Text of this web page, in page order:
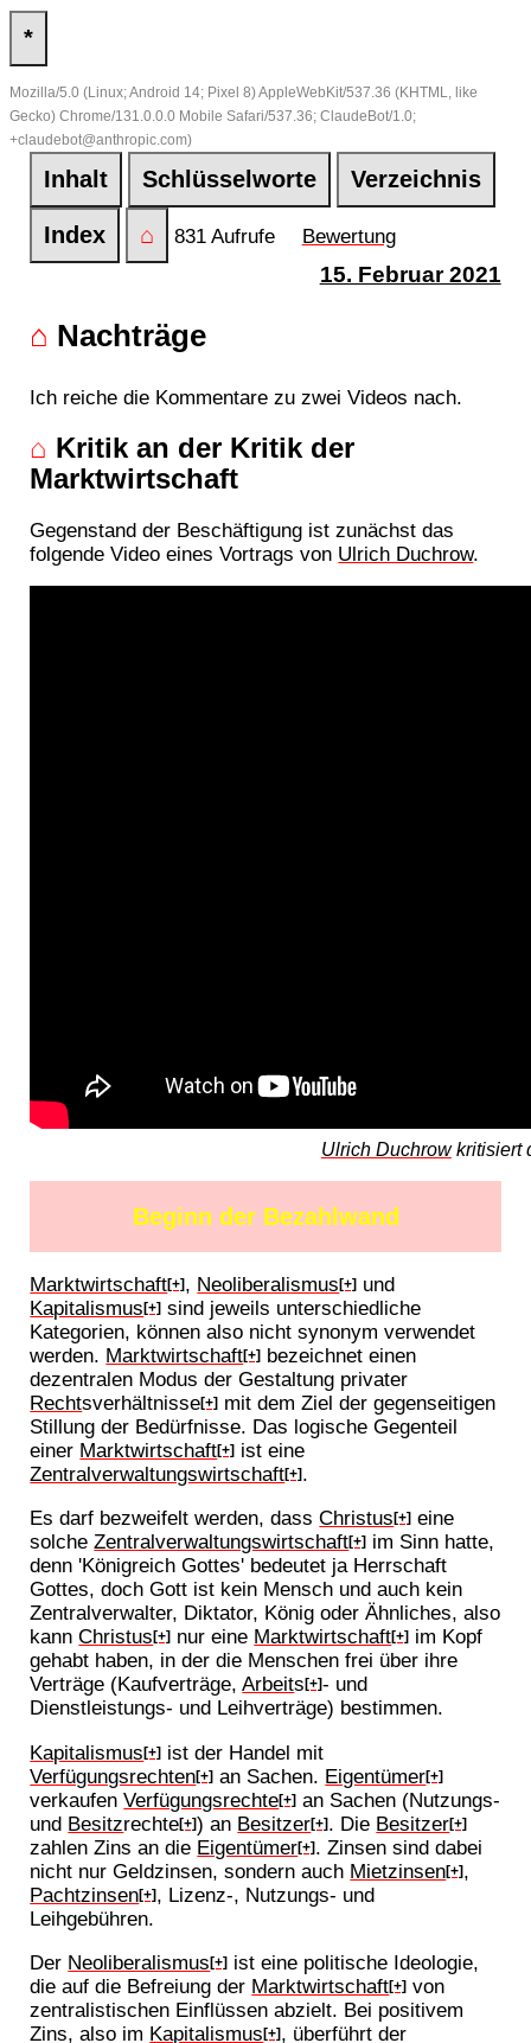
*
Mozilla/5.0 (Linux; Android 14; Pixel 8) AppleWebKit/537.36 (KHTML, like
Gecko) Chrome/131.0.0.0 Mobile Safari/537.36; ClaudeBot/1.0;
+claudebot@anthropic.com)
Inhalt Schlüsselworte Verzeichnis
Index ⌂ 831 Aufrufe Bewertung
15. Februar 2021
⌂ Nachträge
Ich reiche die Kommentare zu zwei Videos nach.
⌂ Kritik an der Kritik der
Marktwirtschaft
Gegenstand der Beschäftigung ist zunächst das
folgende Video eines Vortrags von Ulrich Duchrow.
Ulrich Duchrowkritisiert
Beginn der Bezahlwand
Marktwirtschaft[+] , Neoliberalismus[+] und
Kapitalismus[+] sind jeweils unterschiedliche
Kategorien, können also nicht synonym verwendet
werden. Marktwirtschaft[+] bezeichnet einen
dezentralen Modus der Gestaltung privater
Rechtsverhältnisse[+] mit dem Ziel der gegenseitigen
Stillung der Bedürfnisse. Das logische Gegenteil
einer Marktwirtschaft[+] ist eine
Zentralverwaltungswirtschaft[+] .
Es darf bezweifelt werden, dassChristus[+] eine
solcheZentralverwaltungswirtschaft[+] im Sinn hatte,
denn 'Königreich Gottes' bedeutet ja Herrschaft
Gottes, doch Gott ist kein Mensch und auch kein
Zentralverwalter, Diktator, König oder Ähnliches, also
kannChristus[+] nur eine Marktwirtschaft[+] im Kopf
gehabt haben, in der die Menschen frei über ihre
Verträge (Kaufverträge,Arbeits[+]- und
Dienstleistungs- und Leihverträge) bestimmen.
Kapitalismus[+] ist der Handel mit
Verfügungsrechten[+] an Sachen. Eigentümer[+]
verkaufenVerfügungsrechte[+] an Sachen (Nutzungs-
und Besitzrechte[+]) an Besitzer[+]. Die Besitzer[+]
zahlen Zins an die Eigentümer[+]. Zinsen sind dabei
nicht nur Geldzinsen, sondern auch Mietzinsen[+],
Pachtzinsen[+], Lizenz-, Nutzungs- und
Leihgebühren.
Der Neoliberalismus[+] ist eine politische Ideologie,
die auf die Befreiung der Marktwirtschaft[+] von
zentralistischen Einflüssen abzielt. Bei positivem
Zins, also im Kapitalismus[+] , überführt der